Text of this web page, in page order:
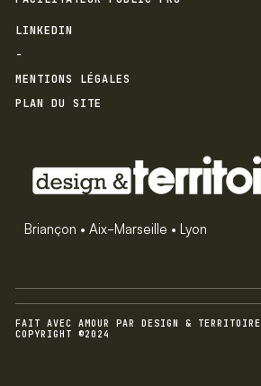
LINKEDIN
-
MENTIONS LÉGALES
PLAN DU SITE
Briançon • Aix-Marseille • Lyon
FAIT AVEC AMOUR PAR DESIGN & TERRITOIRE
COPYRIGHT ©2024